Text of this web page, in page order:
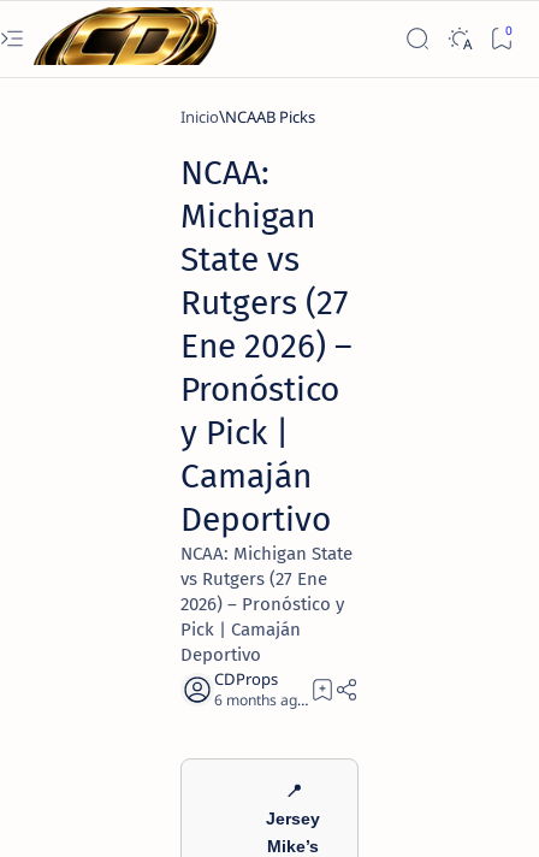
Inicio NCAAB Picks
NCAA:
Michigan
State vs
Rutgers (27
Ene 2026) –
Pronóstico
y Pick |
Camaján
Deportivo
NCAA: Michigan State
vs Rutgers (27 Ene
2026) – Pronóstico y
Pick | Camaján
Deportivo
6 months ago 1
📍
Jersey
Mike’s